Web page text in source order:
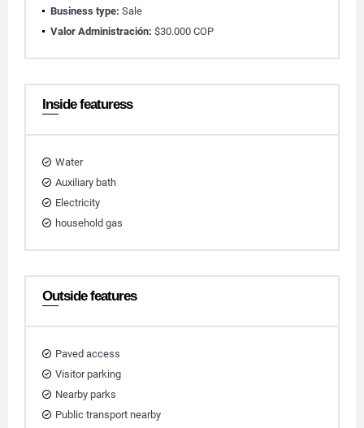
Business type: Sale
Valor Administración: $30.000 COP
Inside featuress
Water
Auxiliary bath
Electricity
household gas
Outside features
Paved access
Visitor parking
Nearby parks
Public transport nearby